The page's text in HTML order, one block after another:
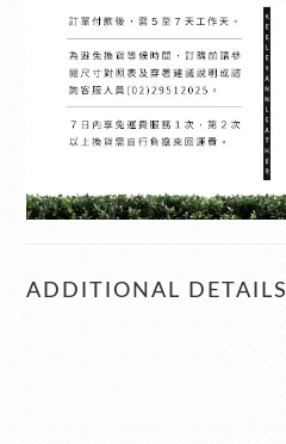
ADDITIONAL DETAILS